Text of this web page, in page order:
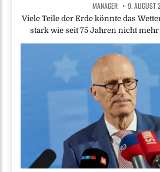
MANAGER 9. AUGUST
Viele Teile der Erde könnte das
stark wie seit 75 Jahren nicht